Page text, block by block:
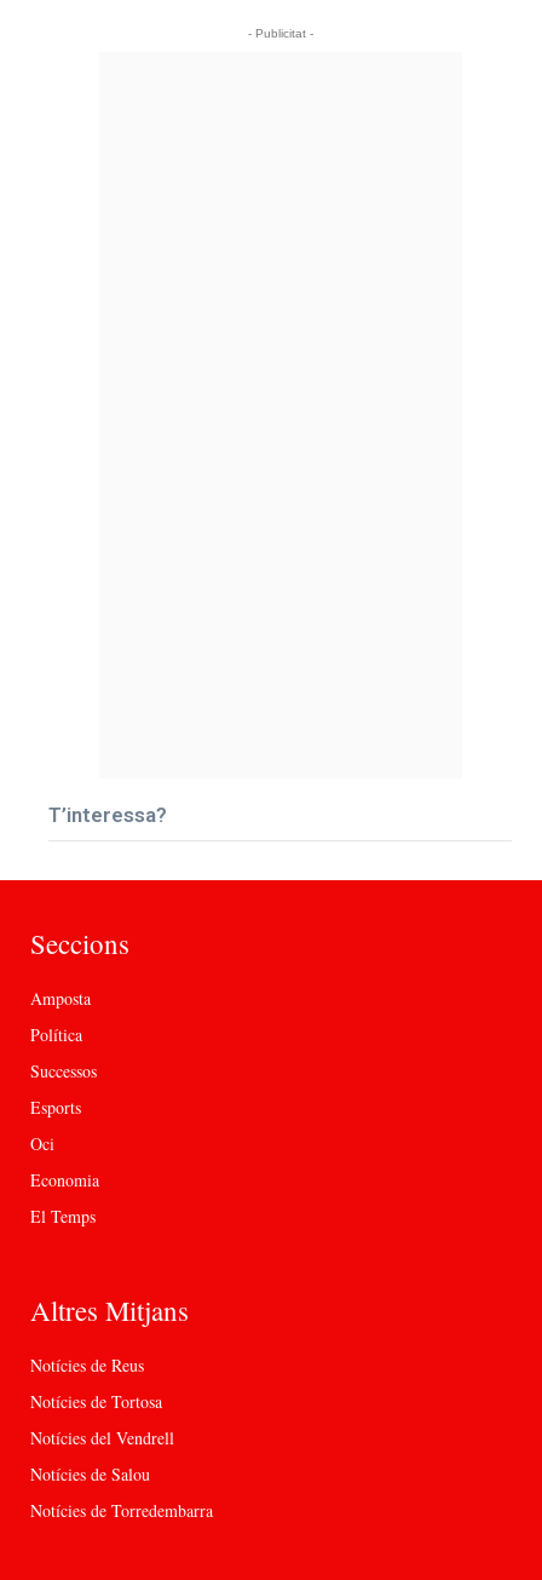
- Publicitat -
T’interessa?
Seccions
Amposta
Política
Successos
Esports
Oci
Economia
El Temps
Altres Mitjans
Notícies de Reus
Notícies de Tortosa
Notícies del Vendrell
Notícies de Salou
Notícies de Torredembarra